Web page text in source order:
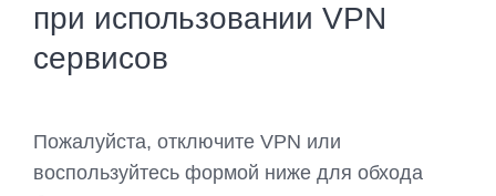
при использовании VPN
сервисов
Пожалуйста, отключите VPN или
воспользуйтесь формой ниже для обхода